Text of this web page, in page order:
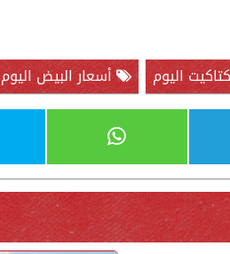
اليوم أسعار البيض اليوم